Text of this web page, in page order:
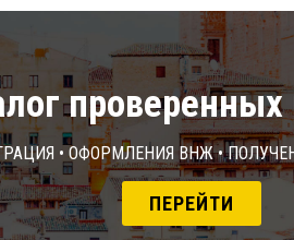
• Оформления ВНЖ •
ПЕРЕЙТИ